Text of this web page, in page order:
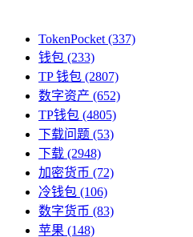
TokenPocket (337)
钱包 (233)
TP 钱包 (2807)
数字资产 (652)
TP钱包 (4805)
下载问题 (53)
下载 (2948)
加密货币 (72)
冷钱包 (106)
数字货币 (83)
苹果 (148)